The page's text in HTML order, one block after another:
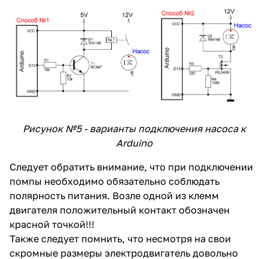
Рисунок №5 - варианты подключения насоса к
Arduino
Следует обратить внимание, что при подключении
помпы необходимо обязательно соблюдать
полярность питания. Возле одной из клемм
двигателя положительный контакт обозначен
красной точкой!!!
Также следует помнить, что несмотря на свои
скромные размеры электродвигатель довольно